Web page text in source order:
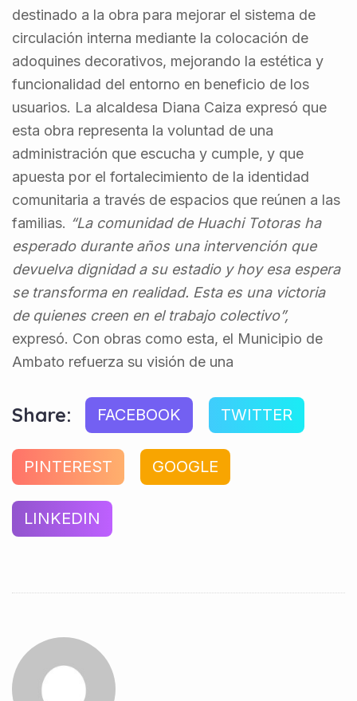
destinado a la obra para mejorar el sistema de
circulación interna mediante la colocación de
adoquines decorativos, mejorando la estética y
funcionalidad del entorno en beneficio de los
usuarios. La alcaldesa Diana Caiza expresó que
esta obra representa la voluntad de una
administración que escucha y cumple, y que
apuesta por el fortalecimiento de la identidad
comunitaria a través de espacios que reúnen a las
familias. “La comunidad de Huachi Totoras ha
esperado durante años una intervención que
devuelva dignidad a su estadio y hoy esa espera
se transforma en realidad. Esta es una victoria
de quienes creen en el trabajo colectivo”,
expresó. Con obras como esta, el Municipio de
Ambato refuerza su visión de una
Share: FACEBOOK TWITTER
PINTEREST GOOGLE
LINKEDIN